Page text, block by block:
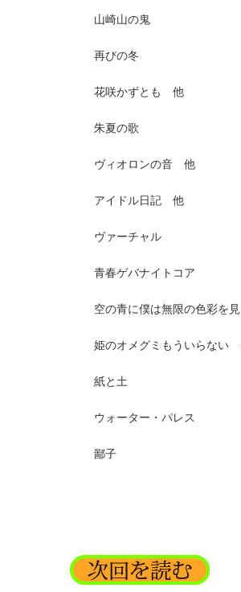
山崎山の
再びの冬
花咲かずとも
朱夏の歌
ヴィオロンの
アイドル日記
ヴァーチャル
青春ゲバナイト
空の青に僕は無限の色
姫のオメグミもういらな
紙と土 海
ウォーター・パ
鄙子 北